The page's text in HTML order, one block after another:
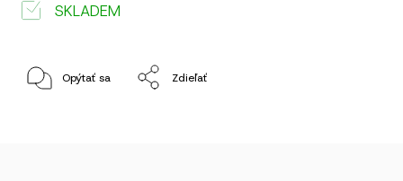
SKLADEM
Opýtať sa Zdieľať